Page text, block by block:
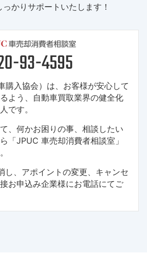
かりサポートいたします！
購入協会）は、お客様が安心して
よう、自動車買取業界の健全化
です。
、何かお困りの事、相談したい
「JPUC 車売却消費者相談室」
し、アポイントの変更、キャンセ
お申込み企業様にお電話にてご